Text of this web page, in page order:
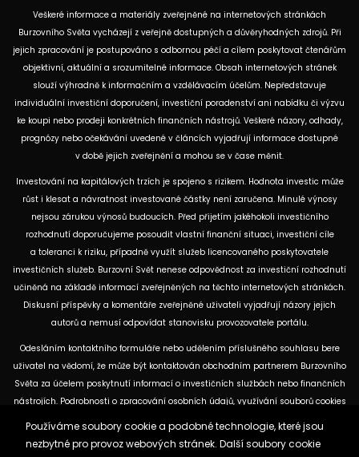
Veškeré informace a materiály zveřejněné na internetových stránkách
Burzovního Světa vycházejí z veřejně dostupných a důvěryhodných zdrojů. Při
jejich zpracování je postupováno s odbornou péčí a cílem poskytovat čtenářům
objektivní, aktuální a srozumitelné informace. Obsah internetových stránek
slouží výhradně k informačním a vzdělávacím účelům. Nepředstavuje
individuální investiční doporučení, investiční poradenství ani nabídku či výzvu
ke koupi nebo prodeji konkrétních finančních nástrojů. Veškeré názory, odhady,
prognózy nebo očekávání uvedené v článcích vyjadřují informace dostupné
v době jejich zveřejnění a mohou se v čase měnit.
Investování na kapitálových trzích je spojeno s rizikem. Hodnota investic může
růst i klesat a návratnost investované částky není zaručena. Minulé výnosy
nejsou zárukou výnosů budoucích. Před přijetím jakéhokoli investičního
rozhodnutí doporučujeme posoudit vlastní finanční situaci, investiční cíle
a toleranci k riziku, případně využít služeb licencovaného poskytovatele
investičních služeb. Burzovní Svět nenese odpovědnost za investiční rozhodnutí
učiněná na základě informací zveřejněných na těchto internetových stránkách.
Diskusní příspěvky a komentáře zveřejněné uživateli vyjadřují názory jejich
autorů a nemusí odpovídat stanovisku provozovatele portálu.
Odesláním kontaktního formuláře nebo udělením příslušného souhlasu bere
uživatel na vědomí, že může být kontaktován obchodním partnerem Burzovního
Světa za účelem poskytnutí informací o investičních službách nebo finančních
nástrojích. Podrobnosti o zpracování osobních údajů, využívání souborů cookies
dostupných na těchto internetových stránkách. U jednotlivých článků mohou
být uvedeny informace o použitých zdrojích, datu původní analýzy nebo datu,
Používáme soubory cookie a podobné technologie, které jsou
nezbytné pro provoz webových stránek. Další soubory cookie